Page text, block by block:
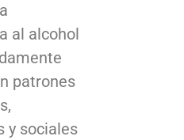
al alcohol
patrones
y sociales